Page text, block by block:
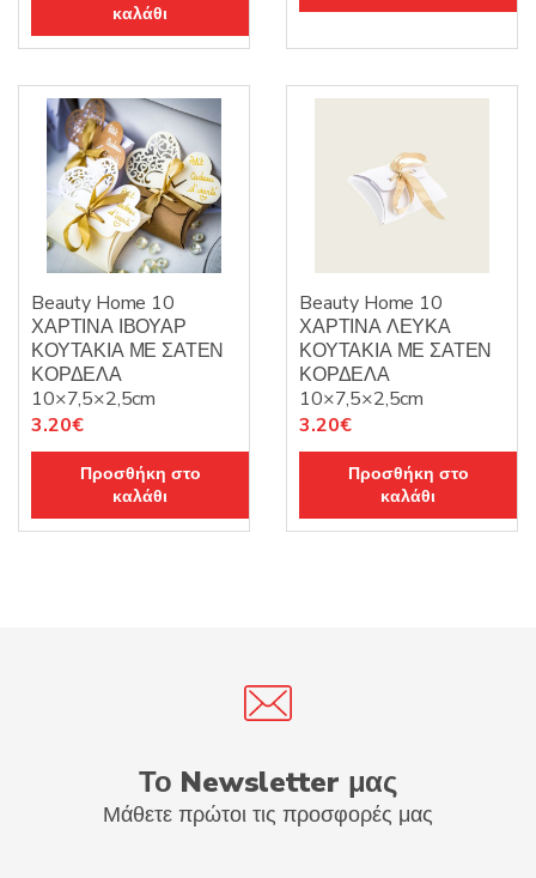
καλάθι
Beauty Home 10
ΧΑΡΤΙΝΑ ΙΒΟΥΑΡ
ΚΟΥΤΑΚΙΑ ΜΕ ΣΑΤΕΝ
ΚΟΡΔΕΛΑ
10×7,5×2,5cm
3.20€
Προσθήκη στο
καλάθι
Beauty Home 10
ΧΑΡΤΙΝΑ ΛΕΥΚΑ
ΚΟΥΤΑΚΙΑ ΜΕ ΣΑΤΕΝ
ΚΟΡΔΕΛΑ
10×7,5×2,5cm
3.20€
Προσθήκη στο
καλάθι
Το Newsletter μας
Μάθετε πρώτοι τις προσφορές μας